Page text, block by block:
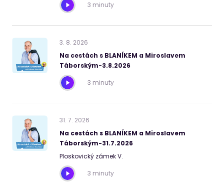
3 minuty
3. 8. 2026
Na cestách s BLANÍKEM a Miroslavem
Táborským-3.8.2026
3 minuty
31. 7. 2026
Na cestách s BLANÍKEM a Miroslavem
Táborským-31.7.2026
Ploskovický zámek V.
3 minuty